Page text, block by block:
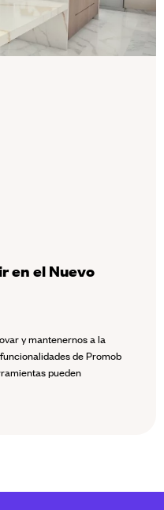
en el Nuevo
y mantenernos a la
de Promob
pueden